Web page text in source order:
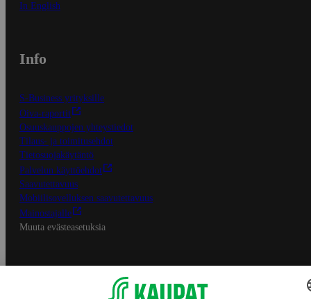
In English
Info
S-Business yrityksille
Oiva-raportit
Osuuskauppojen yhteystiedot
Tilaus- ja toimitusehdot
Tietosuojakäytäntö
Palvelun käyttöehdot
Saavutettavuus
Mobiilisovelluksen saavutettavuus
Mainostajalle
Muuta evästeasetuksia
S-ryhmän palvelut